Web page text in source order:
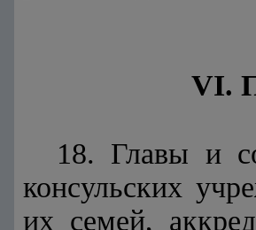
VI.
18. Главы и
консульских
их семей,